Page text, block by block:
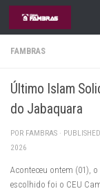
Skip to content
FAMBRAS
Último Islam
do Jabaquara
POR FAMBRAS · PUBLISHED
2026
Aconteceu ontem (01),
escolhido foi o CEU